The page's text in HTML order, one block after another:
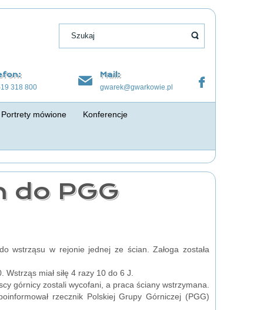
318 800
Mail:
gwarek@gwarkowie.pl
Portrety mówione Konferencje
do PGG
wstrząsu w rejonie jednej ze ścian. Załoga została
Wstrząs miał siłę 4 razy 10 do 6 J.
górnicy zostali wycofani, a praca ściany wstrzymana.
rzecznik Polskiej Grupy Górniczej (PGG)